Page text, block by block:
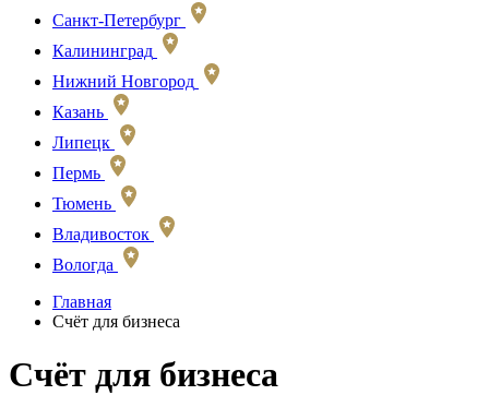
Санкт-Петербург
Калининград
Нижний Новгород
Казань
Липецк
Пермь
Тюмень
Владивосток
Вологда
Главная
Счёт для бизнеса
Счёт для бизнеса